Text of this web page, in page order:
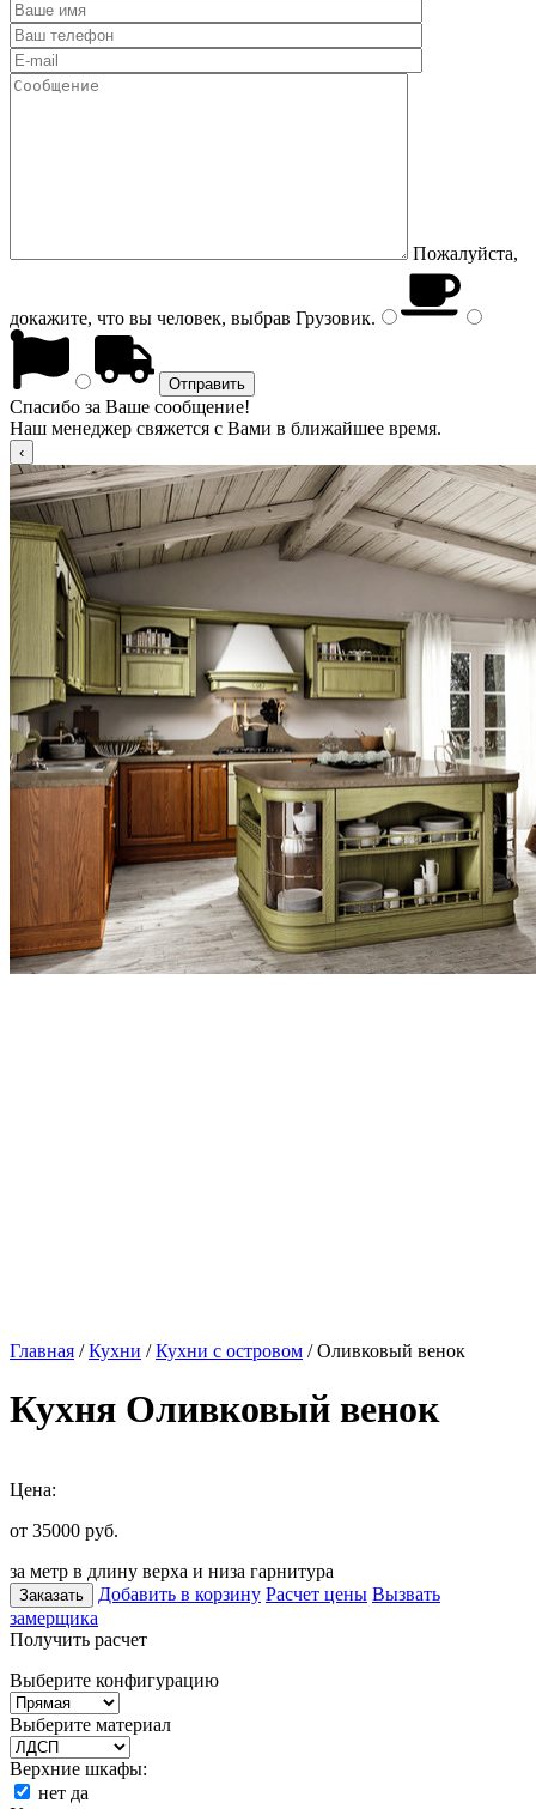
Пожалуйста,
докажите, что вы человек, выбрав Грузовик.
Спасибо за Ваше сообщение!
Наш менеджер свяжется с Вами в ближайшее время.
Главная /Кухни /Кухни с островом / Оливковый венок
Кухня Оливковый венок
Цена:
от 35000 руб.
за метр в длину верха и низа гарнитура
Заказать Добавить в корзину Расчет цены Вызвать
замерщика
Получить расчет
Выберите конфигурацию
Выберите материал
Верхние шкафы:
нет да